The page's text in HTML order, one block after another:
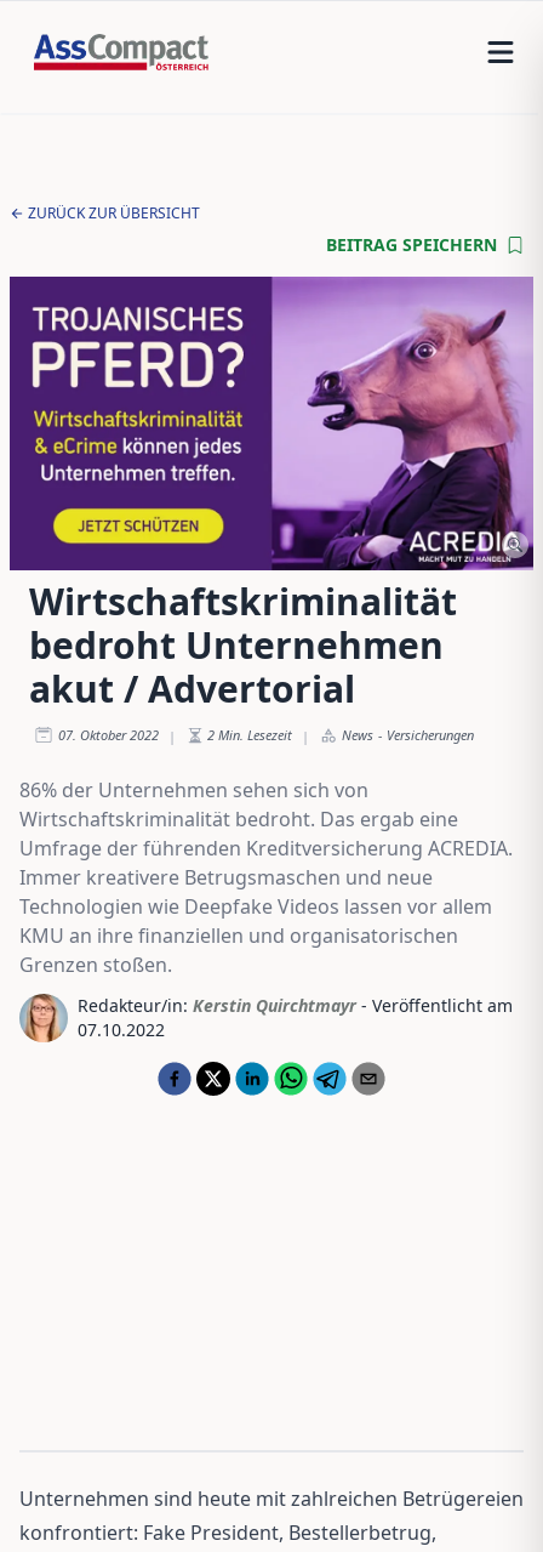
ZURÜCK ZUR ÜBERSICHT
BEITRAG SPEICHERN
Wirtschaftskriminalität
bedroht Unternehmen
akut / Advertorial
07. Oktober 2022 | 2 Min. Lesezeit | News - Versicherungen
86% der Unternehmen sehen sich von
Wirtschaftskriminalität bedroht. Das ergab eine
Umfrage der führenden Kreditversicherung ACREDIA.
Immer kreativere Betrugsmaschen und neue
Technologien wie Deepfake Videos lassen vor allem
KMU an ihre finanziellen und organisatorischen
Grenzen stoßen.
Redakteur/in: Kerstin Quirchtmayr - Veröffentlicht am
07.10.2022
Unternehmen sind heute mit zahlreichen Betrügereien
konfrontiert: Fake President, Bestellerbetrug,